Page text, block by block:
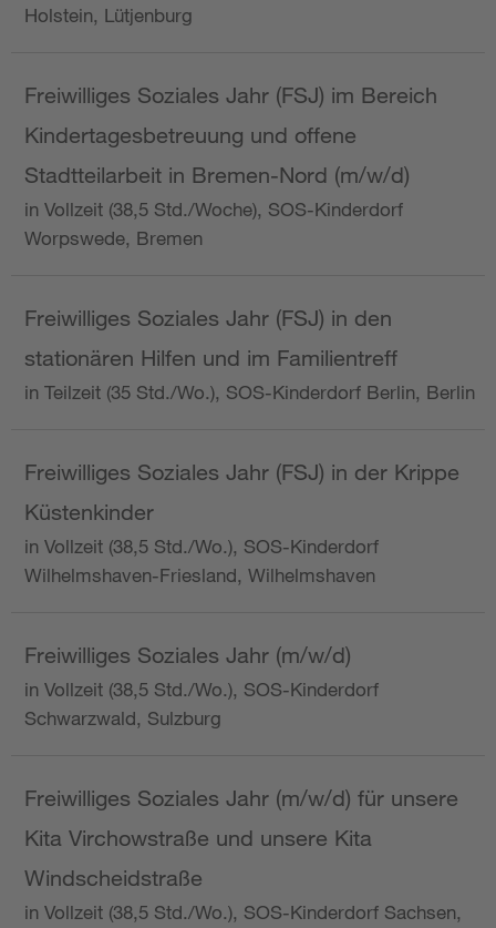
Holstein, Lütjenburg
Freiwilliges Soziales Jahr (FSJ) im Bereich
Kindertagesbetreuung und offene
Stadtteilarbeit in Bremen-Nord (m/w/d)
in Vollzeit (38,5 Std./Woche), SOS-Kinderdorf
Worpswede, Bremen
Freiwilliges Soziales Jahr (FSJ) in den
stationären Hilfen und im Familientreff
in Teilzeit (35 Std./Wo.), SOS-Kinderdorf Berlin, Berlin
Freiwilliges Soziales Jahr (FSJ) in der Krippe
Küstenkinder
in Vollzeit (38,5 Std./Wo.), SOS-Kinderdorf
Wilhelmshaven-Friesland, Wilhelmshaven
Freiwilliges Soziales Jahr (m/w/d)
in Vollzeit (38,5 Std./Wo.), SOS-Kinderdorf
Schwarzwald, Sulzburg
Freiwilliges Soziales Jahr (m/w/d) für unsere
Kita Virchowstraße und unsere Kita
Windscheidstraße
in Vollzeit (38,5 Std./Wo.), SOS-Kinderdorf Sachsen,